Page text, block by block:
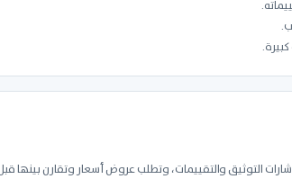
التوثيق والتقييمات، وتطلب عروض أسعار وتقارن بينها